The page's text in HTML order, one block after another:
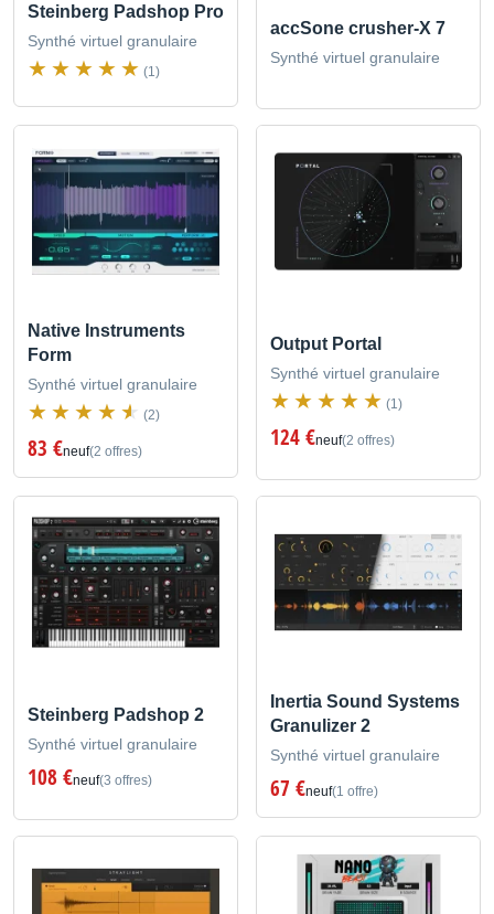
Steinberg Padshop Pro
Synthé virtuel granulaire
(1)
accSone crusher-X 7
Synthé virtuel granulaire
Native Instruments
Form
Synthé virtuel granulaire
(2)
83 €neuf(2 offres)
Output Portal
Synthé virtuel granulaire
(1)
124 €neuf(2 offres)
Steinberg Padshop 2
Synthé virtuel granulaire
108 €neuf(3 offres)
Inertia Sound Systems
Granulizer 2
Synthé virtuel granulaire
67 €neuf(1 offre)